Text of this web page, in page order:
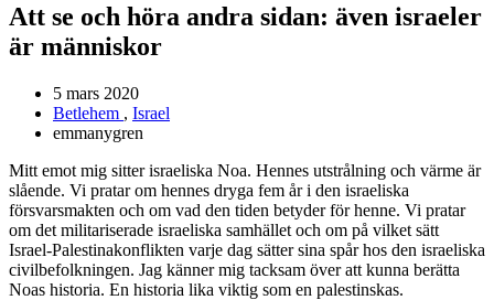
Att se och höra andra sidan: även israeler
är människor
5 mars 2020
Betlehem , Israel
emmanygren
Mitt emot mig sitter israeliska Noa. Hennes utstrålning och värme är
slående. Vi pratar om hennes dryga fem år i den israeliska
försvarsmakten och om vad den tiden betyder för henne. Vi pratar
om det militariserade israeliska samhället och om på vilket sätt
Israel-Palestinakonflikten varje dag sätter sina spår hos den israeliska
civilbefolkningen. Jag känner mig tacksam över att kunna berätta
Noas historia. En historia lika viktig som en palestinskas.